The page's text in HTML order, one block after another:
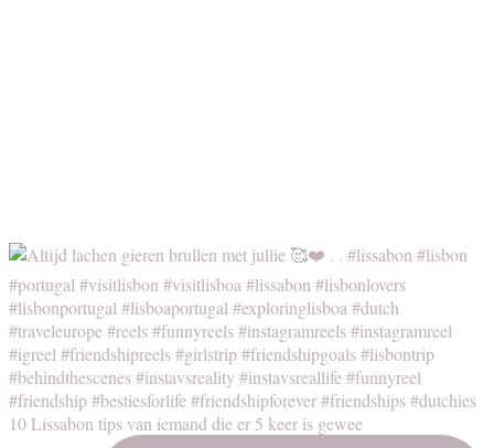
10 Lissabon tips van iemand die er 5 keer is gewee